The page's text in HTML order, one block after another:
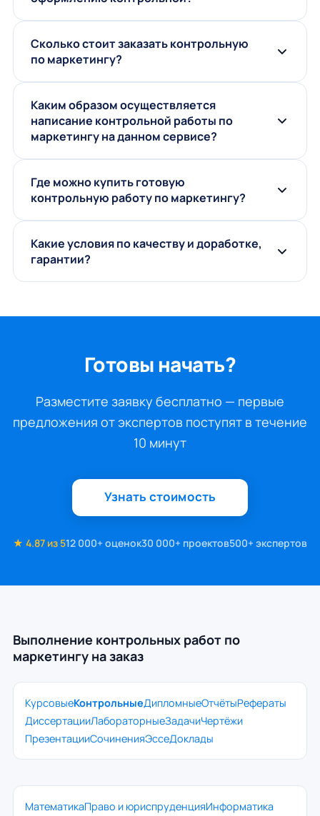
Сколько стоит заказать контрольную
по маркетингу?
Каким образом осуществляется
написание контрольной работы по
маркетингу на данном сервисе?
Где можно купить готовую
контрольную работу по маркетингу?
Какие условия по качеству и доработке,
гарантии?
Готовы начать?
Разместите заявку бесплатно — первые
предложения от экспертов поступят в течение
10 минут
Узнать стоимость
★ 4.87 из 512 000+ оценок30 000+ проектов500+ экспертов
Выполнение контрольных работ по
маркетингу на заказ
КурсовыеКонтрольныеДипломныеОтчётыРефераты
ДиссертацииЛабораторныеЗадачиЧертёжи
ПрезентацииСочиненияЭссеДоклады
МатематикаПраво и юриспруденцияИнформатика